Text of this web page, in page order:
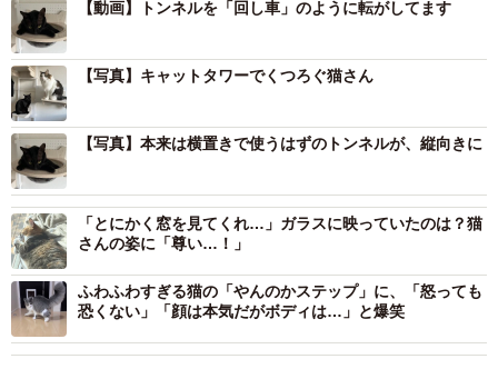
【動画】トンネルを「回し車」のように転がしてます
【写真】キャットタワーでくつろぐ猫さん
【写真】本来は横置きで使うはずのトンネルが、縦向きに
「とにかく窓を見てくれ…」ガラスに映っていたのは？猫
さんの姿に「尊い…！」
ふわふわすぎる猫の「やんのかステップ」に、「怒っても
恐くない」「顔は本気だがボディは…」と爆笑